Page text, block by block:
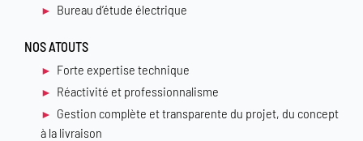
Bureau d’étude électrique
NOS ATOUTS
Forte expertise technique
Réactivité et professionnalisme
Gestion complète et transparente du projet, du concept
à la livraison